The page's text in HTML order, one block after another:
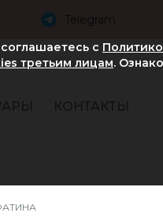
Telegram
КОНТАКТЫ
с
третьим лицам.